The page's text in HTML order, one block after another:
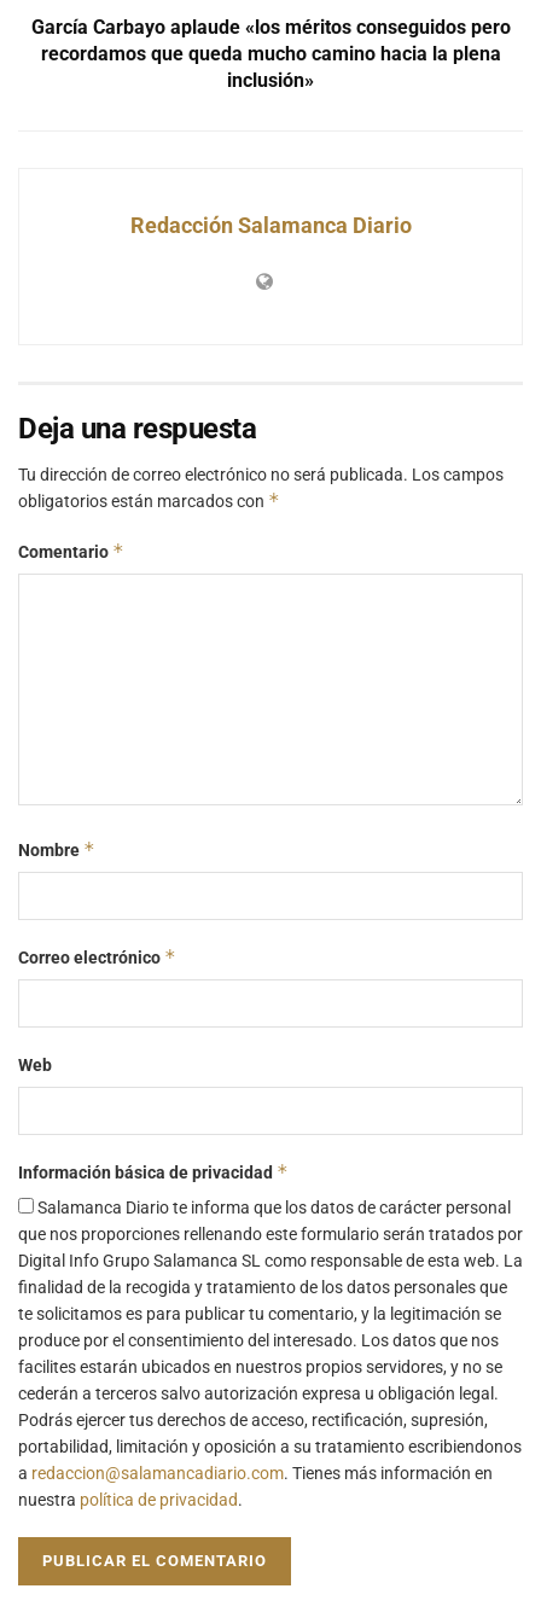
García Carbayo aplaude «los méritos conseguidos pero
recordamos que queda mucho camino hacia la plena
inclusión»
Redacción Salamanca Diario
Deja una respuesta
Tu dirección de correo electrónico no será publicada. Los campos
obligatorios están marcados con *
Comentario *
Nombre *
Correo electrónico *
Web
Información básica de privacidad *
Salamanca Diario te informa que los datos de carácter personal
que nos proporciones rellenando este formulario serán tratados por
Digital Info Grupo Salamanca SL como responsable de esta web. La
finalidad de la recogida y tratamiento de los datos personales que
te solicitamos es para publicar tu comentario, y la legitimación se
produce por el consentimiento del interesado. Los datos que nos
facilites estarán ubicados en nuestros propios servidores, y no se
cederán a terceros salvo autorización expresa u obligación legal.
Podrás ejercer tus derechos de acceso, rectificación, supresión,
portabilidad, limitación y oposición a su tratamiento escribiendonos
a redaccion@salamancadiario.com. Tienes más información en
nuestra política de privacidad.